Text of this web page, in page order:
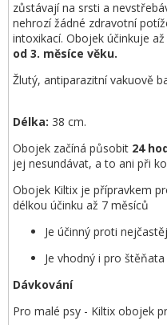
zůstávají na srsti a
nehrozí žádné zdravotní
intoxikací. Obojek účinkuje až
od 3. měsíce věku.
Žlutý, antiparazitní vakuově
Délka: 38 cm.
Obojek začíná působit 24
jej nesundávat, a to ani při
Obojek Kiltix je přípravkem
délkou účinku až 7 měsíců
Je účinný proti
Je vhodný i pro štěňata
Dávkování
Pro malé psy - Kiltix obojek